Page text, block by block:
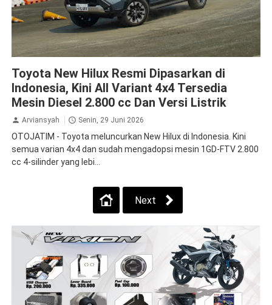
Toyota New Hilux Resmi Dipasarkan di
Indonesia, Kini All Variant 4x4 Tersedia
Mesin Diesel 2.800 cc Dan Versi Listrik
Arviansyah Senin, 29 Juni 2026
OTOJATIM - Toyota meluncurkan New Hilux di Indonesia. Kini
semua varian 4x4 dan sudah mengadopsi mesin 1GD-FTV 2.800
cc 4-silinder yang lebi...
Next